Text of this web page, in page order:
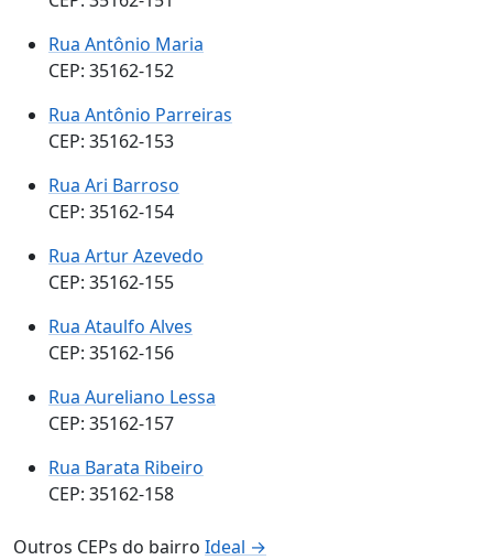
Rua Antônio Maria
CEP: 35162-152
Rua Antônio Parreiras
CEP: 35162-153
Rua Ari Barroso
CEP: 35162-154
Rua Artur Azevedo
CEP: 35162-155
Rua Ataulfo Alves
CEP: 35162-156
Rua Aureliano Lessa
CEP: 35162-157
Rua Barata Ribeiro
CEP: 35162-158
Outros CEPs do bairro Ideal →